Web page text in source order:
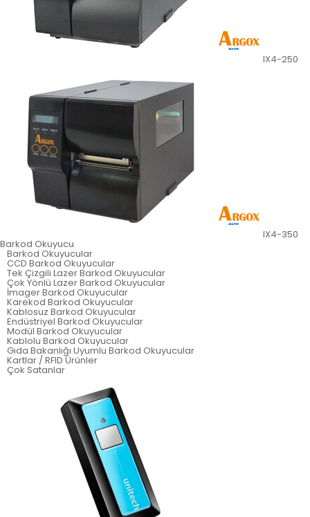
IX4-250
IX4-350
Barkod Okuyucu
Barkod Okuyucular
CCD Barkod Okuyucular
Tek Çizgili Lazer Barkod Okuyucular
Çok Yönlü Lazer Barkod Okuyucular
İmager Barkod Okuyucular
Karekod Barkod Okuyucular
Kablosuz Barkod Okuyucular
Endüstriyel Barkod Okuyucular
Modül Barkod Okuyucular
Kablolu Barkod Okuyucular
Gıda Bakanlığı Uyumlu Barkod Okuyucular
Kartlar / RFID Ürünler
Çok Satanlar